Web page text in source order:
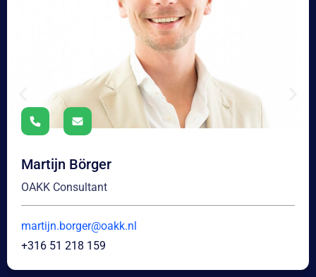
Martijn Börger
OAKK Consultant
martijn.borger@oakk.nl
+316 51 218 159